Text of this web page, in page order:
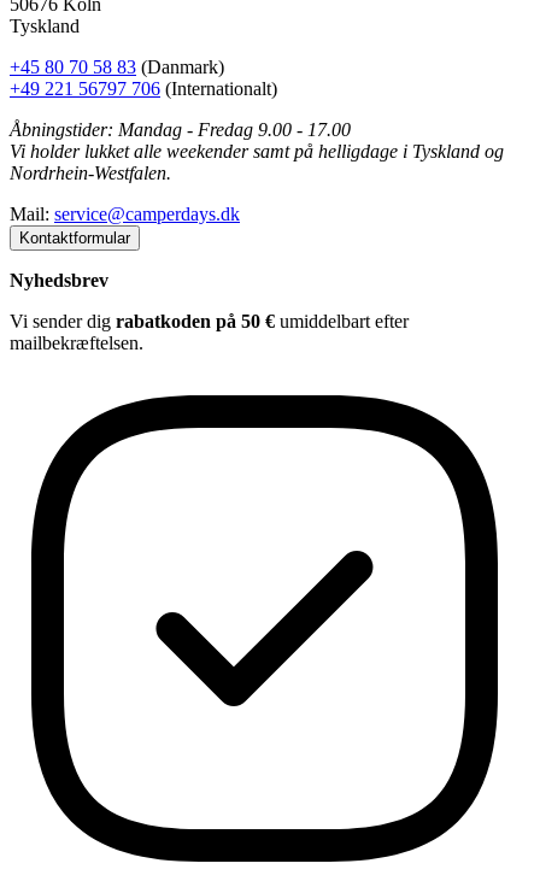
Tyskland
+45 80 70 58 83 (Danmark)
+49 221 56797 706 (Internationalt)
Åbningstider: Mandag - Fredag 9.00 - 17.00
Vi holder lukket alle weekender samt på helligdage i Tyskland og
Nordrhein-Westfalen.
Mail: service@camperdays.dk
Kontaktformular
Nyhedsbrev
Vi sender dig rabatkoden på 50 € umiddelbart efter
mailbekræftelsen.